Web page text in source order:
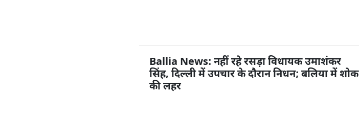
Ballia News: नहीं रहे रसड़ा विधायक उमाशंकर
सिंह, दिल्ली में उपचार के दौरान निधन; बलिया में शोक
की लहर